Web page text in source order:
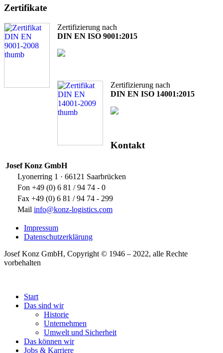
Zertifikate
Zertifizierung nach
DIN EN ISO 9001:2015
Zertifizierung nach
DIN EN ISO 14001:2015
Kontakt
Josef Konz GmbH
Lyonerring 1 · 66121 Saarbrücken
Fon +49 (0) 6 81 / 94 74 - 0
Fax +49 (0) 6 81 / 94 74 - 299
Mail info@konz-logistics.com
Impressum
Datenschutzerklärung
Josef Konz GmbH, Copyright © 1946 – 2022, alle Rechte
vorbehalten
Start
Das sind wir
Historie
Unternehmen
Umwelt und Sicherheit
Das können wir
Jobs & Karriere